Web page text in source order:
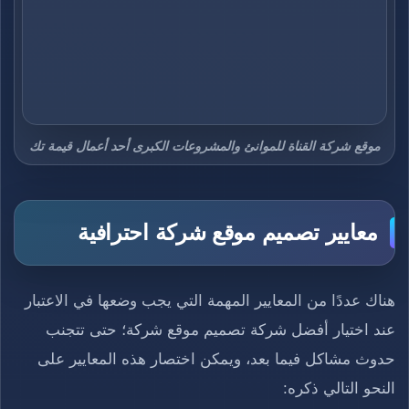
موقع شركة القناة للموانئ والمشروعات الكبرى أحد أعمال قيمة تك
معايير تصميم موقع شركة احترافية
هناك عددًا من المعايير المهمة التي يجب وضعها في الاعتبار
عند اختيار أفضل شركة تصميم موقع شركة؛ حتى تتجنب
حدوث مشاكل فيما بعد، ويمكن اختصار هذه المعايير على
النحو التالي ذكره: